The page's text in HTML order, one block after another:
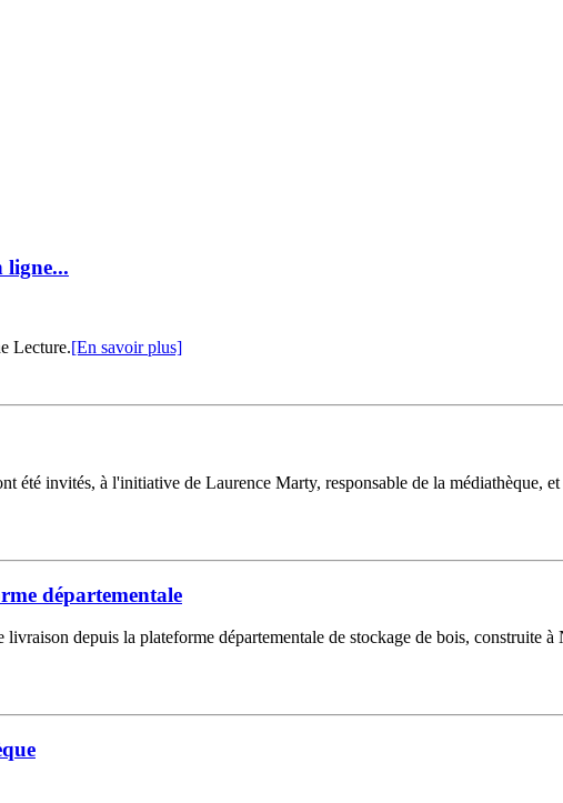
ligne...
Lecture.[En savoir plus]
été invités, à l'initiative de Laurence Marty, responsable de la médiathèque,
départementale
depuis la plateforme départementale de stockage de bois, construite